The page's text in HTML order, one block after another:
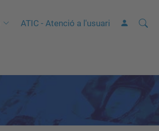
ATIC - Atenció a l'usuari Cerca
C
a